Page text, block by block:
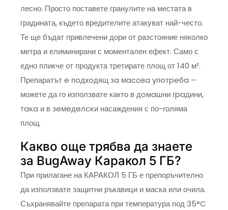
лесно. Просто поставете гранулите на местата в
градината, където вредителите атакуват най-често.
Те ще бъдат привлечени дори от разстояние няколко
метра и елиминирани с моментален ефект. Само с
едно пликче от продукта третирате площ от 140 м².
Препаратът e пoдxoдящ зa мacoвa yпoтpeбa –
можете да го използвате както в дoмaшни гpaдини,
тaĸa и в зeмeдeлcĸи насаждения с по-голяма
площ.
Какво още трябва да знаете
за BugAway Каракол 5 ГБ?
При прилагане на КАРАКОЛ 5 ГБ е препоръчително
да използвате защитни ръкавици и маска или очила.
Съхранявайте препарата при температура под 35°C